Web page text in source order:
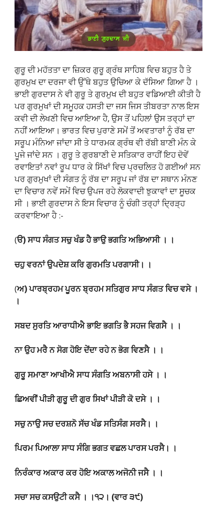
ਗੁਰੂ ਦੀ ਮਹੱਤਤਾ ਦਾ ਜ਼ਿਕਰ ਗੁਰੂ ਗ੍ਰੰਥ ਸਾਹਿਬ ਵਿਚ ਬਹੁਤ ਹੈ ਤੇ
ਗੁਰਮੁਖ ਦਾ ਦਰਜਾ ਵੀ ਉੱਥੇ ਬਹੁਤ ਉਚਿਆ ਕੇ ਦੱਸਿਆ ਗਿਆ ਹੈ ।
ਭਾਈ ਗੁਰਦਾਸ ਨੇ ਵੀ ਗੁਰੂ ਤੇ ਗੁਰਮੁਖ ਦੀ ਬਹੁਤ ਵਡਿਆਈ ਕੀਤੀ ਹੈ
ਪਰ ਗੁਰਮੁਖਾਂ ਦੀ ਸਮੂਹਕ ਹਸਤੀ ਦਾ ਜਸ ਜਿਸ ਤੀਬਰਤਾ ਨਾਲ ਇਸ
ਕਵੀ ਦੀ ਲੇਖਣੀ ਵਿਚ ਆਇਆ ਹੈ, ਉਸ ਤੋਂ ਪਹਿਲਾਂ ਉਸ ਤਰ੍ਹਾਂ ਦਾ
ਨਹੀਂ ਆਇਆ। ਭਾਰਤ ਵਿਚ ਪੁਰਾਣੇ ਸਮੇਂ ਤੋਂ ਅਵਤਾਰਾਂ ਨੂੰ ਰੱਬ ਦਾ
ਸਰੂਪ ਮੰਨਿਆ ਜਾਂਦਾ ਸੀ ਤੇ ਧਾਰਮਕ ਗ੍ਰੰਥ ਵੀ ਰੱਬੀ ਬਾਣੀ ਮੰਨ ਕੇ
ਪੂਜੇ ਜਾਂਦੇ ਸਨ । ਗੁਰੂ ਤੇ ਗੁਰਬਾਣੀ ਦੇ ਸਤਿਕਾਰ ਰਾਹੀਂ ਇਹ ਦੋਵੇਂ
ਰਵਾਇਤਾਂ ਨਵਾਂ ਰੂਪ ਧਾਰ ਕੇ ਸਿੱਖਾਂ ਵਿਚ ਪ੍ਰਚਲਿਤ ਹੋ ਗਈਆਂ ਸਨ
ਪਰ ਗੁਰਮੁਖਾਂ ਦੀ ਸੰਗਤ ਨੂੰ ਰੱਬ ਦਾ ਸਰੂਪ ਜਾਂ ਰੱਬ ਦਾ ਸਥਾਨ ਮੰਨਣ
ਦਾ ਵਿਚਾਰ ਨਵੇਂ ਸਮੇਂ ਵਿਚ ਉਪਜ ਰਹੇ ਲੋਕਵਾਦੀ ਝੁਕਾਵਾਂ ਦਾ ਸੂਚਕ
ਸੀ । ਭਾਈ ਗੁਰਦਾਸ ਨੇ ਇਸ ਵਿਚਾਰ ਨੂੰ ਚੰਗੀ ਤਰ੍ਹਾਂ ਦ੍ਰਿੜ੍ਹ
ਕਰਵਾਇਆ ਹੈ :-
(ੳ) ਸਾਧ ਸੰਗਤ ਸਚੁ ਖੰਡ ਹੈ ਭਾਉ ਭਗਤਿ ਅਭਿਆਸੀ । ।
ਚਹੁ ਵਰਨਾਂ ਉਪਦੇਸ਼ ਕਰਿ ਗੁਰਮਤਿ ਪਰਗਾਸੀ। ।
(ਅ) ਪਾਰਬ੍ਰਹਮ ਪੂਰਨ ਬ੍ਰਹਮ ਸਤਿਗੁਰ ਸਾਧ ਸੰਗਤ ਵਿਚ ਵਸੇ ।
।
ਸਬਦ ਸੁਰਤਿ ਆਰਾਧੀਐ ਭਾਇ ਭਗਤਿ ਭੈ ਸਹਜ ਵਿਗਸੈ । ।
ਨਾ ਉਹ ਮਰੈ ਨ ਸੋਗ ਹੋਇ ਦੇਂਦਾ ਰਹੇ ਨ ਭੋਗ ਵਿਣਸੈ । ।
ਗੁਰੂ ਸਮਾਣਾ ਆਖੀਐ ਸਾਧ ਸੰਗਤਿ ਅਬਨਾਸੀ ਹਸੇ । ।
ਛਿਅਵੀਂ ਪੀੜੀ ਗੁਰੂ ਦੀ ਗੁਰ ਸਿਖਾਂ ਪੀੜੀ ਕੋ ਦਸੇ । ।
ਸਚੁ ਨਾਉ ਸਚ ਦਰਸ਼ਨੋ ਸੱਚ ਖੰਡ ਸਤਿਸੰਗ ਸਰਸੈ। ।
ਪਿਰਮ ਪਿਆਲਾ ਸਾਧ ਸੰਗਿ ਭਗਤ ਵਛਲ ਪਾਰਸ ਪਰਸੈ। ।
ਨਿਰੰਕਾਰ ਅਕਾਰ ਕਰ ਹੋਇ ਅਕਾਲ ਅਜੋਨੀ ਜਸੈ । ।
ਸਚਾ ਸਚ ਕਸਉਟੀ ਕਸੈ । ।੧੨। (ਵਾਰ ੩੯)